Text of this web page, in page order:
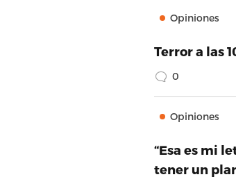
Opiniones
Terror a las
0
Opiniones
“Esa es mi
tener un